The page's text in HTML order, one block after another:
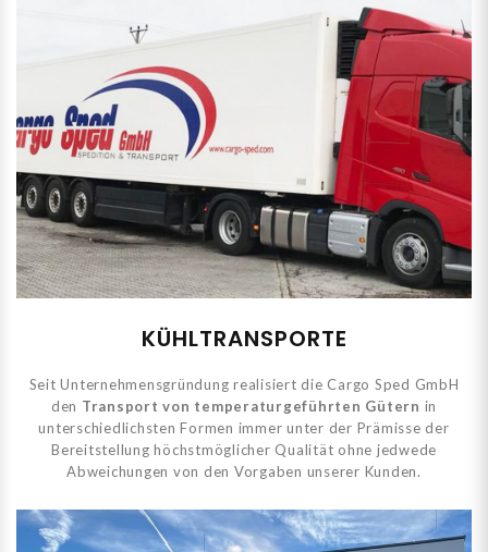
KÜHLTRANSPORTE
Seit Unternehmensgründung realisiert die Cargo Sped GmbH
den Transport von temperaturgeführten Gütern in
unterschiedlichsten Formen immer unter der Prämisse der
Bereitstellung höchstmöglicher Qualität ohne jedwede
Abweichungen von den Vorgaben unserer Kunden.